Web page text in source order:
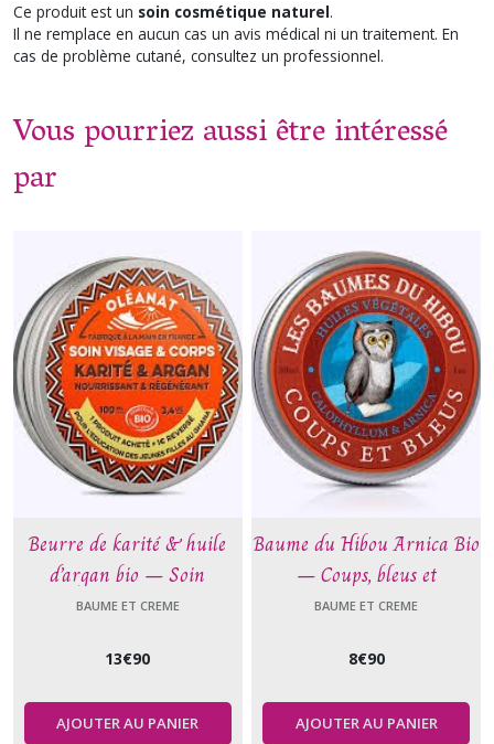
Ce produit est un soin cosmétique naturel.
Il ne remplace en aucun cas un avis médical ni un traitement. En
cas de problème cutané, consultez un professionnel.
Vous pourriez aussi être intéressé
par
Beurre de karité & huile
d’argan bio – Soin
nourrissant naturel visage,
BAUME ET CREME
13€90
AJOUTER AU PANIER
Baume du Hibou Arnica Bio
– Coups, bleus et
hématomes – Soin naturel
BAUME ET CREME
8€90
AJOUTER AU PANIER